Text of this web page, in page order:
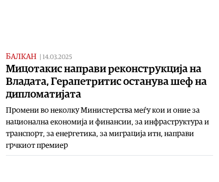
БАЛКАН 14.03.2025
Мицотакис направи реконструкција на
Владата, Герапетритис останува шеф на
дипломатијата
Промени во неколку Министерства меѓу кои и оние за
национална економија и финансии, за инфраструктура и
транспорт, за енергетика, за миграција итн, направи
грчкиот премиер